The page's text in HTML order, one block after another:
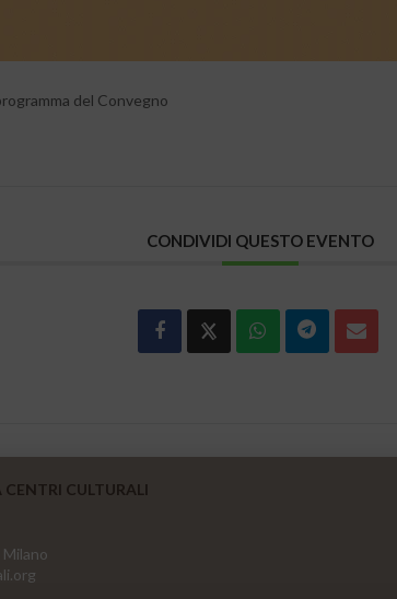
del Convegno
CONDIVIDI QUESTO EVENTO
CULTURALI